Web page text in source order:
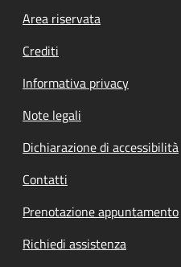
Footer menu
Area riservata
Crediti
Informativa privacy
Note legali
Dichiarazione di accessibilità
Contatti
Prenotazione appuntamento
Richiedi assistenza